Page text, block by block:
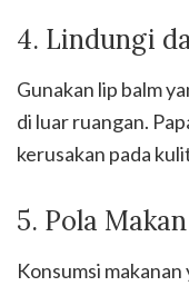
4. Lindungi
Gunakan lip balm
di luar ruangan.
kerusakan pada
5. Pola
Konsumsi